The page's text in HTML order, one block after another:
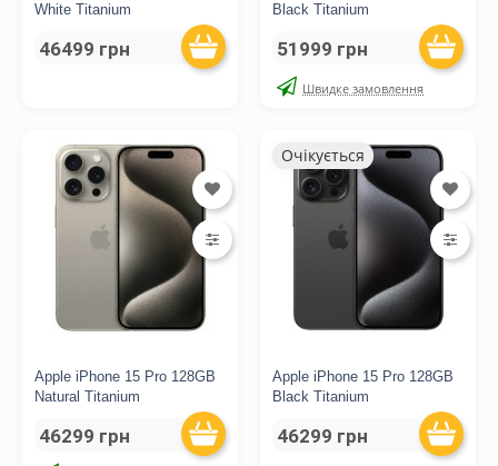
White Titanium
46499 грн
Black Titanium
51999 грн
Швидке замовлення
Apple iPhone 15 Pro 128GB
Natural Titanium
46299 грн
Очікується
Apple iPhone 15 Pro 128GB
Black Titanium
46299 грн